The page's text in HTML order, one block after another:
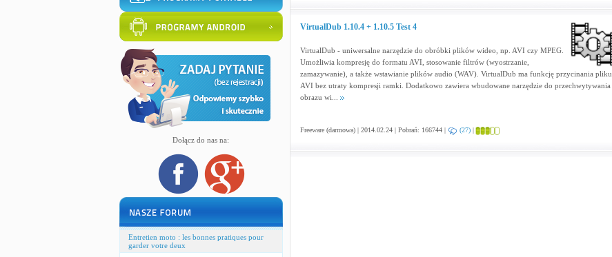
Dołącz do nas na:
Entretien moto : les bonnes pratiques pour
garder votre deux
VirtualDub 1.10.4 + 1.10.5 Test 4
VirtualDub - uniwersalne narzędzie do obróbki plików wideo, np. AVI czy MPEG.
Umożliwia kompresję do formatu AVI, stosowanie filtrów (wyostrzanie,
zamazywanie), a także wstawianie plików audio (WAV). VirtualDub ma funkcję przycinania pliku
AVI bez utraty kompresji ramki. Dodatkowo zawiera wbudowane narzędzie do przechwytywania
obrazu wi...
Freeware (darmowa) | 2014.02.24 | Pobrań: 166744 | (27)|